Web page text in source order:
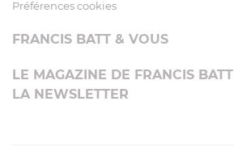
Préférences cookies
FRANCIS BATT & VOUS
LE MAGAZINE DE FRANCIS BATT
LA NEWSLETTER